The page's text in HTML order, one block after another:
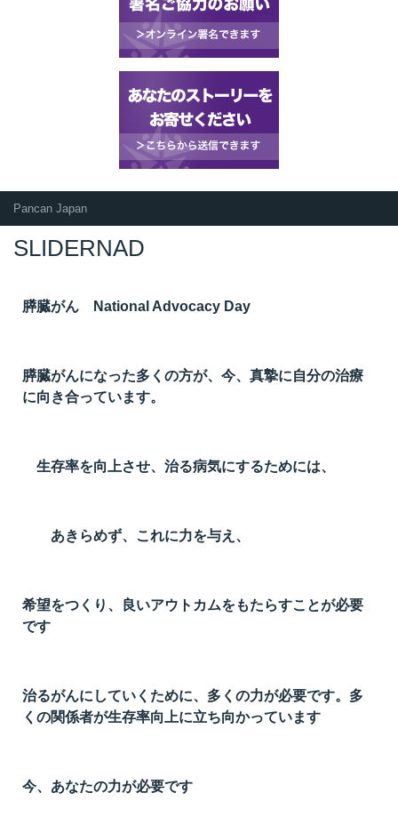
Pancan Japan
SLIDERNAD
膵臓がん National Advocacy Day
膵臓がんになった多くの方が、今、真摯に自分の治療
に向き合っています。
生存率を向上させ、治る病気にするためには、
あきらめず、これに力を与え、
希望をつくり、良いアウトカムをもたらすことが必要
です
治るがんにしていくために、多くの力が必要です。多
くの関係者が生存率向上に立ち向かっています
今、あなたの力が必要です